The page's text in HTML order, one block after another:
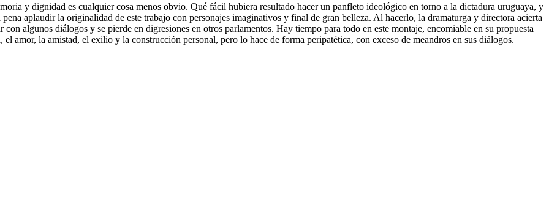
y dignidad es cualquier cosa menos obvio. Qué fácil hubiera resultado hacer un panfleto ideológico en torno a la dictadura uruguaya, y
aplaudir la originalidad de este trabajo con personajes imaginativos y final de gran belleza. Al hacerlo, la dramaturga y directora acierta
algunos diálogos y se pierde en digresiones en otros parlamentos. Hay tiempo para todo en este montaje, encomiable en su propuesta
amor, la amistad, el exilio y la construcción personal, pero lo hace de forma peripatética, con exceso de meandros en sus diálogos.